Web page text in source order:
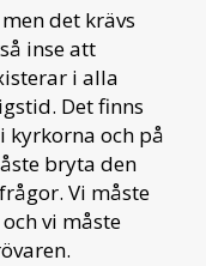
det krävs
inse att
i alla
Det finns
kyrkorna och på
bryta den
Vi måste
vi måste